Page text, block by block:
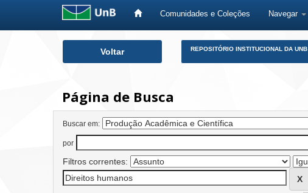
Comunidades e Coleções Navegar
Voltar REPOSITÓRIO INSTITUCIONAL DA UNB
Página de Busca
Buscar em:
por
Filtros correntes: